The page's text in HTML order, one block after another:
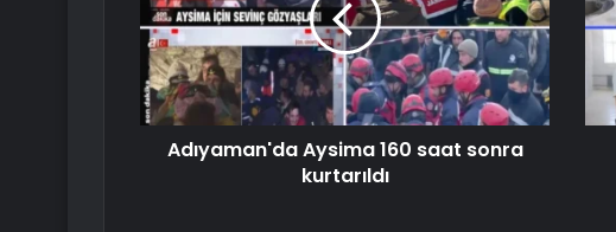
Adıyaman'da Aysima 160 saat sonra
kurtarıldı